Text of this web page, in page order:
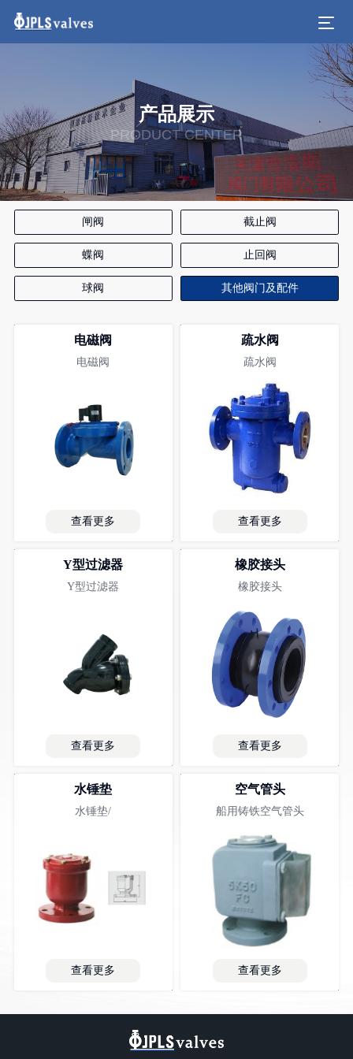
产品展示
PRODUCT CENTER
闸阀 截止阀
蝶阀 止回阀
球阀 其他阀门及配件
电磁阀
电磁阀
查看更多
疏水阀
疏水阀
查看更多
Y型过滤器
Y型过滤器
查看更多
橡胶接头
橡胶接头
查看更多
水锤垫
水锤垫/
查看更多
空气管头
船用铸铁空气管头
查看更多